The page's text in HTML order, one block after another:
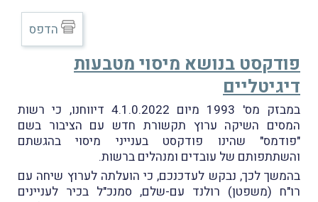
פודקסט בנושא מיסוי מטבעות
דיגיטליים
במבזק מס' 1993 מיום 4.1.0.2022 דיווחנו, כי רשות
המסים השיקה ערוץ תקשורת חדש עם הציבור בשם
"פודמס" שהינו פודקסט בענייני מיסוי בהגשתם
והשתתפותם של עובדים ומנהלים ברשות.
בהמשך לכך, נבקש לעדכנכם, כי הועלתה לערוץ שיחה עם
רו"ח (משפטן) רולנד עם-שלם, סמנכ"ל בכיר לעניינים